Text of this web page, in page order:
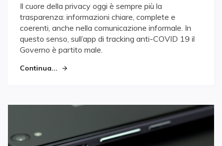
Il cuore della privacy oggi è sempre più la
trasparenza: informazioni chiare, complete e
coerenti, anche nella comunicazione informale. In
questo senso, sull’app di tracking anti-COVID 19 il
Governo è partito male.
Continua...